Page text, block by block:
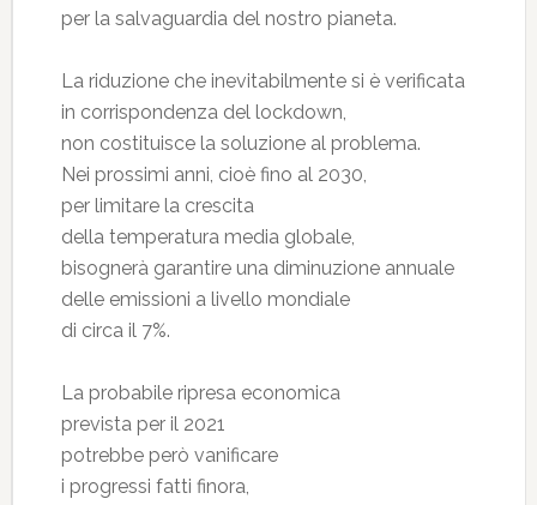
per la salvaguardia del nostro pianeta.
La riduzione che inevitabilmente si è verificata
in corrispondenza del lockdown,
non costituisce la soluzione al problema.
Nei prossimi anni, cioè fino al 2030,
per limitare la crescita
della temperatura media globale,
bisognerà garantire una diminuzione annuale
delle emissioni a livello mondiale
di circa il 7%.
La probabile ripresa economica
prevista per il 2021
potrebbe però vanificare
i progressi fatti finora,